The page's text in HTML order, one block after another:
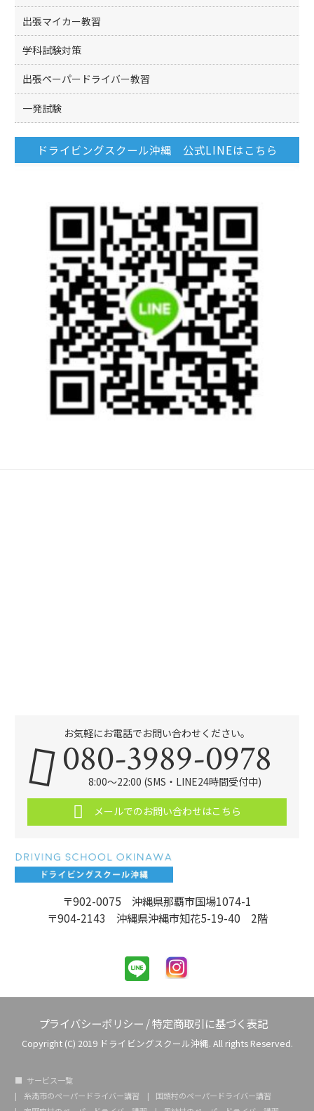
出張マイカー教習
学科試験対策
出張ペーパードライバー教習
一発試験
ドライビングスクール沖縄 公式LINEはこちら
〒902-0075 沖縄県那覇市国場1074-1
〒904-2143 沖縄県沖縄市知花5-19-40 2階
お気軽にお電話でお問い合わせください。
080-3989-0978
8:00～22:00 (SMS・LINE24時間受付中)
メールでのお問い合わせはこちら
プライバシーポリシー /特定商取引に基づく表記
Copyright (C) 2019 ドライビングスクール沖縄. All rights Reserved.
サービス一覧
糸満市のペーパードライバー講習
国頭村のペーパードライバー講習